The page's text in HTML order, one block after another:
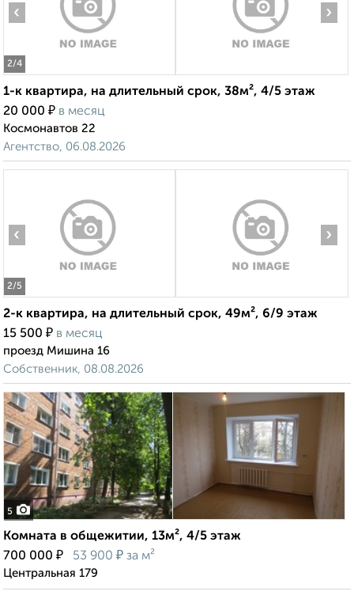
2/4
‹ ›
1-к квартира, на длительный срок, 38м², 4/5 этаж
20 000 ₽ в месяц
Космонавтов 22
Агентство, 06.08.2026
2/5
‹ ›
2-к квартира, на длительный срок, 49м², 6/9 этаж
15 500 ₽ в месяц
проезд Мишина 16
Собственник, 08.08.2026
5
Комната в общежитии, 13м², 4/5 этаж
700 000 ₽ 53 900 ₽ за м²
Центральная 179